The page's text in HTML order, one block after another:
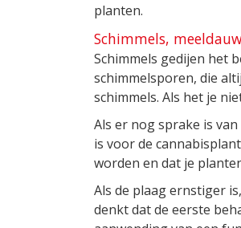
planten.
Schimmels,
Schimmels gedijen het
schimmelsporen, die
schimmels. Als het je
Als er nog sprake is
is voor de
worden en dat je
Als de plaag ernstiger
denkt dat de eerste